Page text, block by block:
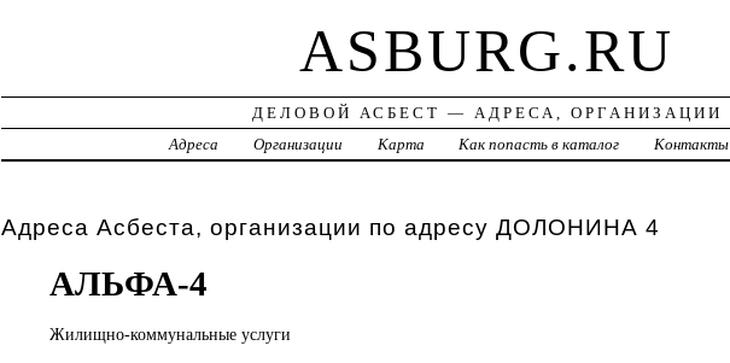
ASBURG.RU
ДЕЛОВОЙ АСБЕСТ — АДРЕСА, ОРГАНИЗАЦИИ
Адреса
Организации Карта Как попасть в каталог Контакты
Адреса Асбеста, организации по адресу ДОЛОНИНА 4
АЛЬФА-4
Жилищно-коммунальные услуги